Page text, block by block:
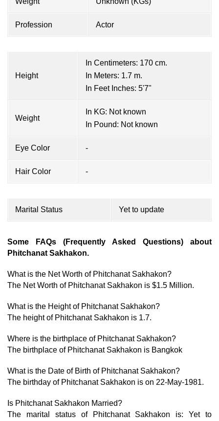
Profession Actor
Height
In Centimeters: 170 cm.
In Meters: 1.7 m.
In Feet Inches: 5'7"
Weight
In KG: Not known
In Pound: Not known
Eye Color -
Hair Color -
Marital Status Yet to update
Some FAQs (Frequently Asked Questions) about
Phitchanat Sakhakon.
What is the Net Worth of Phitchanat Sakhakon?
The Net Worth of Phitchanat Sakhakon is $1.5 Million.
What is the Height of Phitchanat Sakhakon?
The height of Phitchanat Sakhakon is 1.7.
Where is the birthplace of Phitchanat Sakhakon?
The birthplace of Phitchanat Sakhakon is Bangkok
What is the Date of Birth of Phitchanat Sakhakon?
The birthday of Phitchanat Sakhakon is on 22-May-1981.
Is Phitchanat Sakhakon Married?
The marital status of Phitchanat Sakhakon is: Yet to